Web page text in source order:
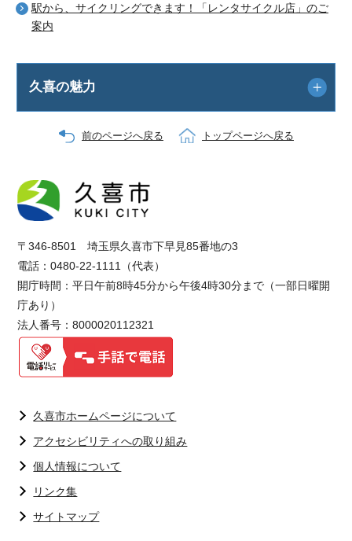
駅から、サイクリングできます！「レンタサイクル店」のご
案内
久喜の魅力
前のページへ戻る トップページへ戻る
〒346-8501 埼玉県久喜市下早見85番地の3
電話：0480-22-1111（代表）
開庁時間：平日午前8時45分から午後4時30分まで（一部日曜開
庁あり）
法人番号：8000020112321
久喜市ホームページについて
アクセシビリティへの取り組み
個人情報について
リンク集
サイトマップ